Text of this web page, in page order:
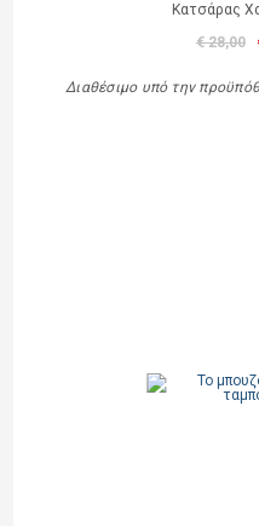
Κατσάρας
€ 28,00
Διαθέσιμο υπό την